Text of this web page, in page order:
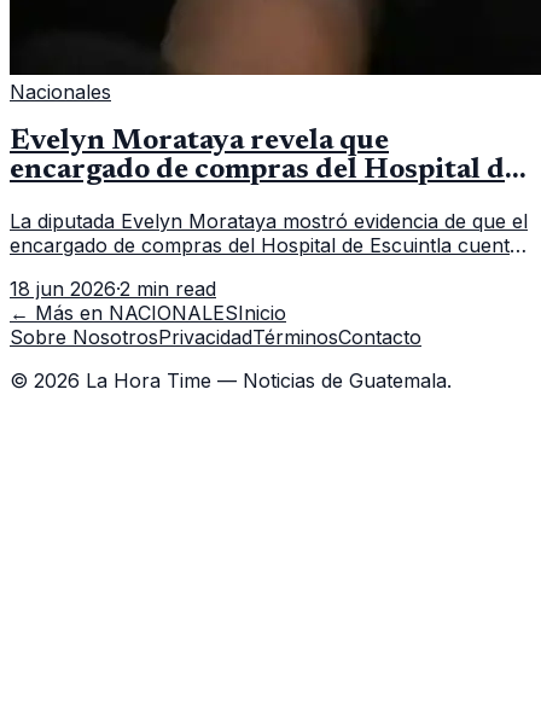
Nacionales
Evelyn Morataya revela que
encargado de compras del Hospital de
La diputada Evelyn Morataya mostró evidencia de que el
encargado de compras del Hospital de Escuintla cuenta
capacitación en la capital.
18 jun 2026·2 min read
← Más en NACIONALESInicio
Sobre NosotrosPrivacidadTérminosContacto
© 2026 La Hora Time — Noticias de Guatemala.